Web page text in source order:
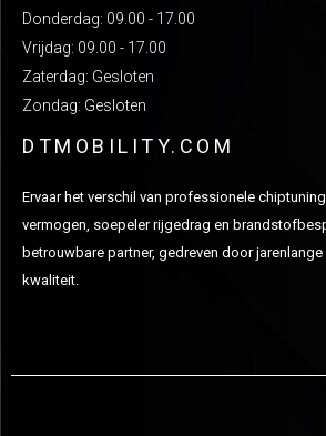
Donderdag: 09.00 - 17.00
Vrijdag: 09.00 - 17.00
Zaterdag: Gesloten
Zondag: Gesloten
DTMOBILITY.COM
Ervaar het verschil van professionele
vermogen, soepeler rijgedrag en
betrouwbare partner, gedreven door
kwaliteit.